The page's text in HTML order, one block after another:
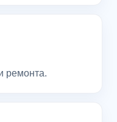
ремонта.